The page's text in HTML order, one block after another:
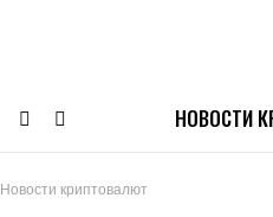
НОВОСТИ
Новости криптовалют